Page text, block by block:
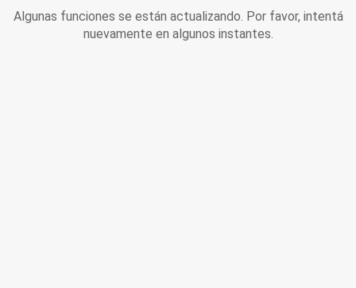
Algunas funciones se están actualizando. Por favor, intentá
nuevamente en algunos instantes.